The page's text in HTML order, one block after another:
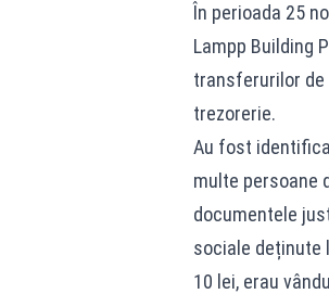
În perioada 25
Lampp Building
transferurilor de
trezorerie.
Au fost
multe persoane
documentele
sociale deținute
10 lei, erau